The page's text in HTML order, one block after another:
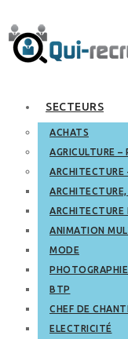
SECTEURS
ACHATS
AGRICULTURE –
ARCHITECTURE
ARCHITECTURE
ANIMATION
MODE
BTP
CHEF DE
ELECTRICITÉ